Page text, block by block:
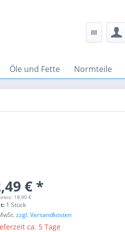
Öle und Fette Normteile
€ *
18,90 €
1 Stück
zzgl. Versandkosten
ca. 5 Tage